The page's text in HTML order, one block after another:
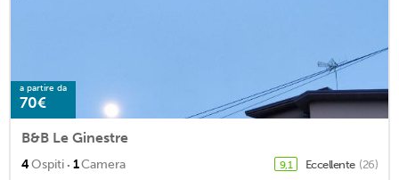
a partire da
70€
B&B Le Ginestre
4Ospiti · 1Camera 9,1 Eccellente (26)